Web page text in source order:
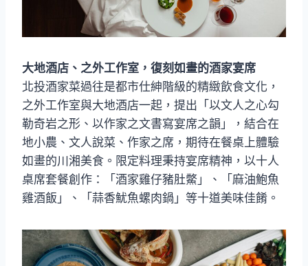
大地酒店、之外工作室，復刻如畫的酒家宴席
北投酒家菜過往是都市仕紳階級的精緻飲食文化，
之外工作室與大地酒店一起，提出「以文人之心勾
勒奇岩之形、以作家之文書寫宴席之韻」，結合在
地小農、文人說菜、作家之席，期待在餐桌上體驗
如畫的川湘美食。限定料理秉持宴席精神，以十人
桌席套餐創作：「酒家雞仔豬肚鱉」、「麻油鮑魚
雞酒飯」、「蒜香魷魚螺肉鍋」等十道美味佳餚。